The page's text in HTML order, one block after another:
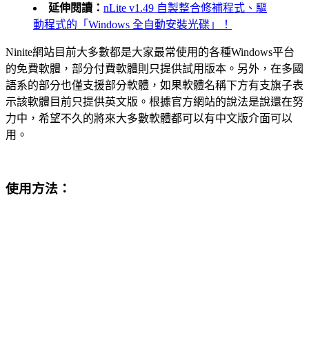
延伸閱讀： nLite v1.49 自製整合修補程式、驅
動程式的「Windows 全自動安裝光碟」！
Ninite網站目前大多數都是大家最常使用的各種Windows平台
的免費軟體，部分付費軟體則只提供試用版本。另外，在多國
語系的部分也僅支援部分軟體，如果軟體名稱下方有支旗子表
示該軟體目前只提供英文版。根據官方網站的說法是說還在努
力中，希望不久的將來大多數軟體都可以有中文版介面可以
用。
使用方法：